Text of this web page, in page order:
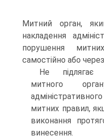
Митний орган,
накладення
порушення
самостійно або
Не підлягає
митного
митних правил,
виконання
винесення.